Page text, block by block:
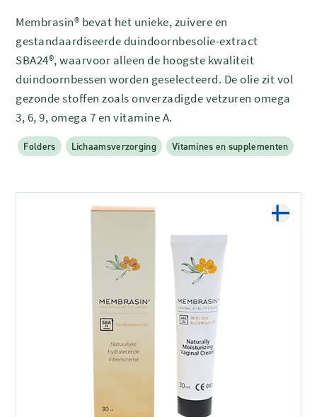
Membrasin® bevat het unieke, zuivere en
gestandaardiseerde duindoornbesolie-extract
SBA24®, waarvoor alleen de hoogste kwaliteit
duindoornbessen worden geselecteerd. De olie zit vol
gezonde stoffen zoals onverzadigde vetzuren omega
3, 6, 9, omega 7 en vitamine A.
Folders Lichaamsverzorging Vitamines en supplementen